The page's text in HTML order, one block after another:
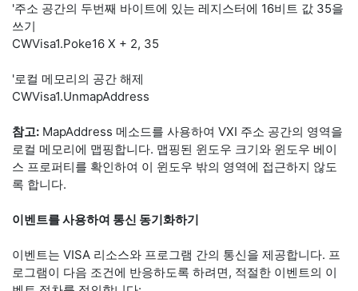
'주소 공간의 두번째 바이트에 있는 레지스터에 16비트 값 35을
쓰기
CWVisa1.Poke16 X + 2, 35
'로컬 메모리의 공간 해제
CWVisa1.UnmapAddress
참고: MapAddress 메소드를 사용하여 VXI 주소 공간의 영역을
로컬 메모리에 맵핑합니다. 맵핑된 윈도우 크기와 윈도우 베이
스 프로퍼티를 확인하여 이 윈도우 밖의 영역에 접근하지 않도
록 합니다.
이벤트를 사용하여 통신 동기화하기
이벤트는 VISA 리소스와 프로그램 간의 통신을 제공합니다. 프
로그램이 다음 조건에 반응하도록 하려면, 적절한 이벤트의 이